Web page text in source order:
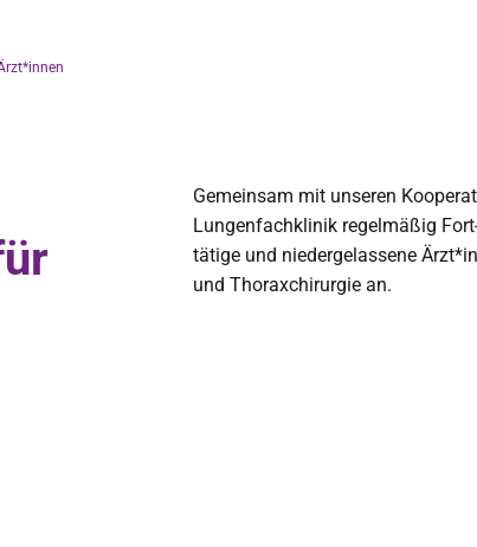
Gemeinsam mit unseren
Lungenfachklinik regelmäßig
tätige und niedergelassene
und Thoraxchirurgie an.